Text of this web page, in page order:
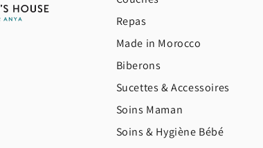
Repas
Made in Morocco
Biberons
Sucettes & Accessoires
Soins Maman
Soins & Hygiène Bébé